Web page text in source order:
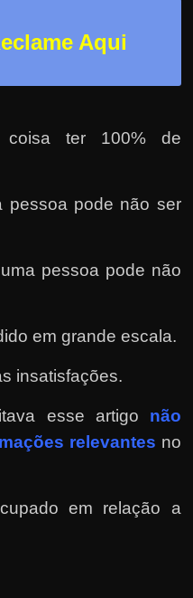
Aqui
coisa ter 100% de
pessoa pode não ser
pessoa pode não
em grande escala.
insatisfações.
esse artigo não
relevantes no
em relação a